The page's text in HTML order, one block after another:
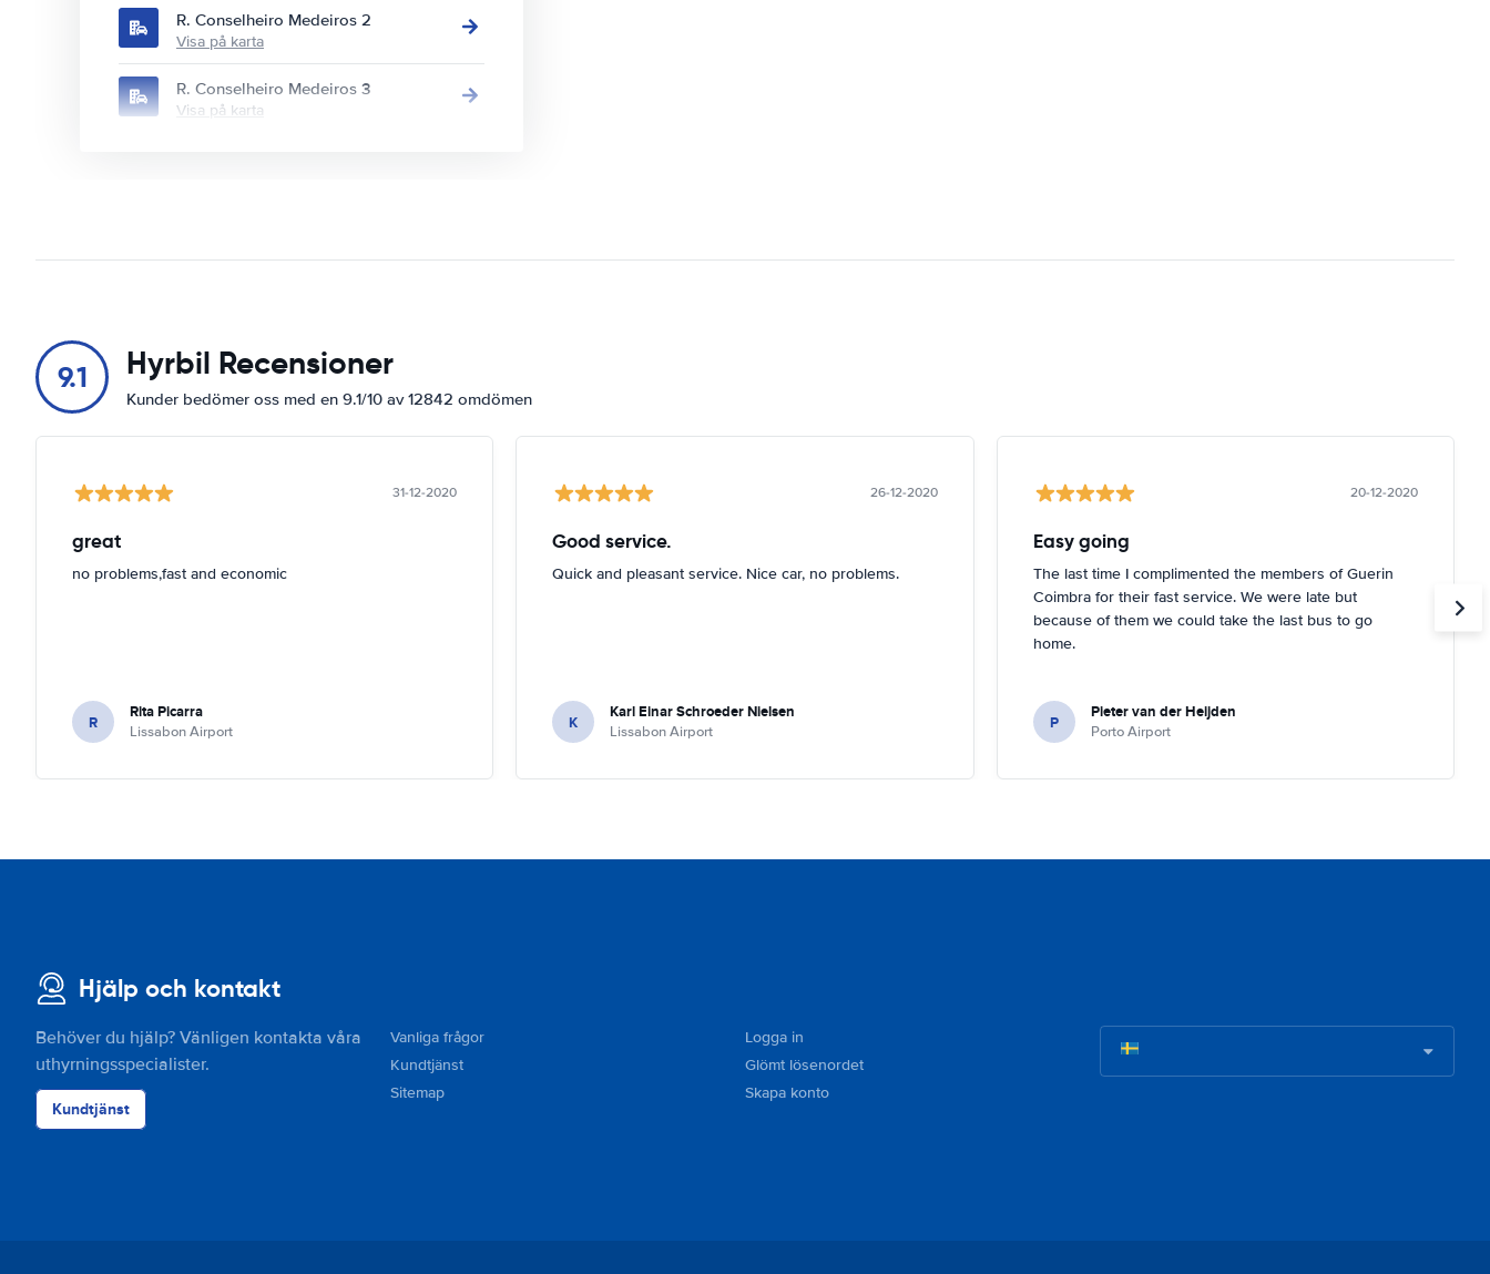
R. Conselheiro Medeiros 2
Visa på karta
R. Conselheiro Medeiros 3
Visa på karta
9.1 Hyrbil Recensioner
Kunder bedömer oss med en 9.1/10 av 12842 omdömen
31-12-2020
great
no problems,fast and economic
R Rita Picarra
Lissabon Airport
26-12-2020
Good service.
Quick and pleasant service. Nice car, no problems.
K Karl Einar Schroeder Nielsen
Lissabon Airport
20-12-2020
Easy going
The last time I complimented the members of Guerin
Coimbra for their fast service. We were late but
because of them we could take the last bus to go
home.
P Pieter van der Heijden
Porto Airport
Hjälp och kontakt
Behöver du hjälp? Vänligen kontakta våra
uthyrningsspecialister.
Kundtjänst
Vanliga frågor
Kundtjänst
Sitemap
Logga in
Glömt lösenordet
Skapa konto